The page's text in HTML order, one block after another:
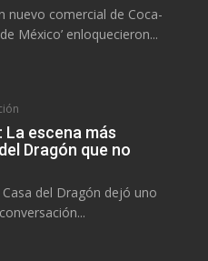
nuevo comercial de Coca-
México’ enloquecieron...
La escena más
Dragón que no
del Dragón dejó uno